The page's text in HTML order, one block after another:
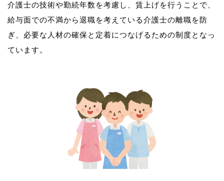
介護士の技術や勤続年数を考慮し、賃上げを行うことで、
給与面での不満から退職を考えている介護士の離職を防
ぎ、必要な人材の確保と定着につなげるための制度となっ
ています。